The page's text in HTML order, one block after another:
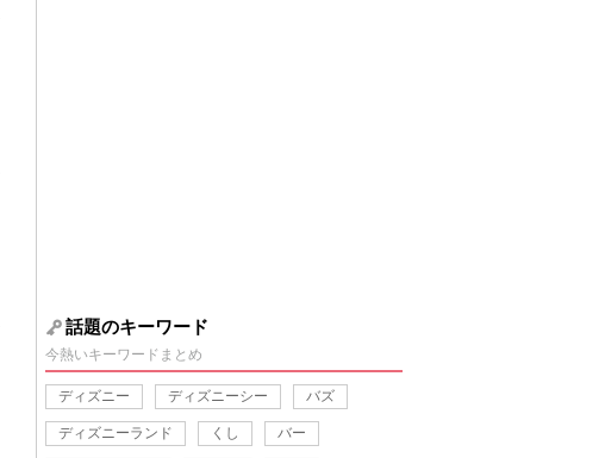
話題のキーワード
今熱いキーワードまとめ
ディズニー ディズニーシー バズ
ディズニーランド くし バー